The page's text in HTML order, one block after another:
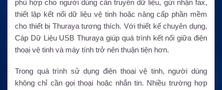
phù hợp cho người dùng cần truyền dữ liệu, gửi nhận fax,
thiết lập kết nối dữ liệu vệ tinh hoặc nâng cấp phần mềm
cho thiết bị Thuraya tương thích. Với thiết kế chuyên dụng,
Cáp Dữ Liệu USB Thuraya giúp quá trình kết nối giữa điện
thoại vệ tinh và máy tính trở nên thuận tiện hơn.
Trong quá trình sử dụng điện thoại vệ tinh, người dùng
không chỉ cần gọi thoại hoặc nhắn tin. Nhiều trường hợp